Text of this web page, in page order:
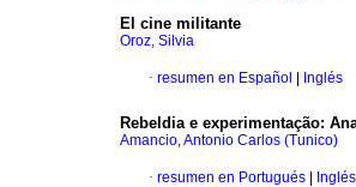
El cine militante
Oroz, Silvia
· resumen en Español Inglés
Rebeldia e experimentação:
Amancio, Antonio Carlos (Tunico)
· resumen en Portugués Inglés